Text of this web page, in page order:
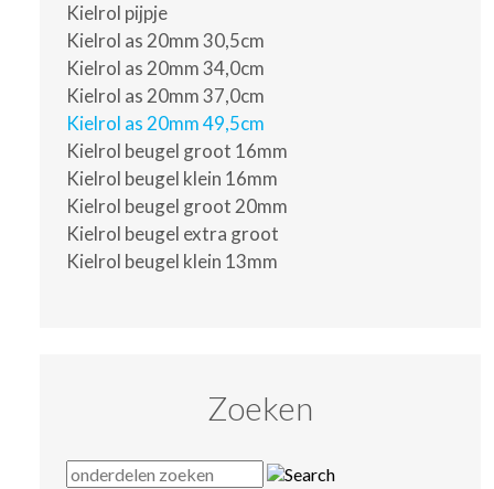
Kielrol pijpje
Kielrol as 20mm 30,5cm
Kielrol as 20mm 34,0cm
Kielrol as 20mm 37,0cm
Kielrol as 20mm 49,5cm
Kielrol beugel groot 16mm
Kielrol beugel klein 16mm
Kielrol beugel groot 20mm
Kielrol beugel extra groot
Kielrol beugel klein 13mm
Zoeken